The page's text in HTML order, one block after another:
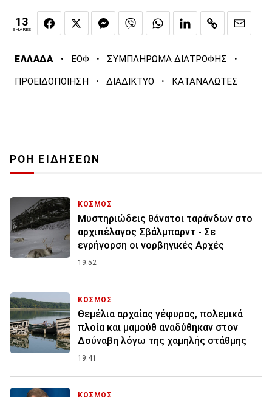
13
SHARES
ΕΛΛΑΔΑ · ΕΟΦ · ΣΥΜΠΛΗΡΩΜΑ ΔΙΑΤΡΟΦΗΣ ·
ΠΡΟΕΙΔΟΠΟΙΗΣΗ · ΔΙΑΔΙΚΤΥΟ · ΚΑΤΑΝΑΛΩΤΕΣ
ΡΟΗ ΕΙΔΗΣΕΩΝ
ΚΟΣΜΟΣ
Μυστηριώδεις θάνατοι ταράνδων στο
αρχιπέλαγος Σβάλμπαρντ - Σε
εγρήγορση οι νορβηγικές Αρχές
19:52
ΚΟΣΜΟΣ
Θεμέλια αρχαίας γέφυρας, πολεμικά
πλοία και μαμούθ αναδύθηκαν στον
Δούναβη λόγω της χαμηλής στάθμης
19:41